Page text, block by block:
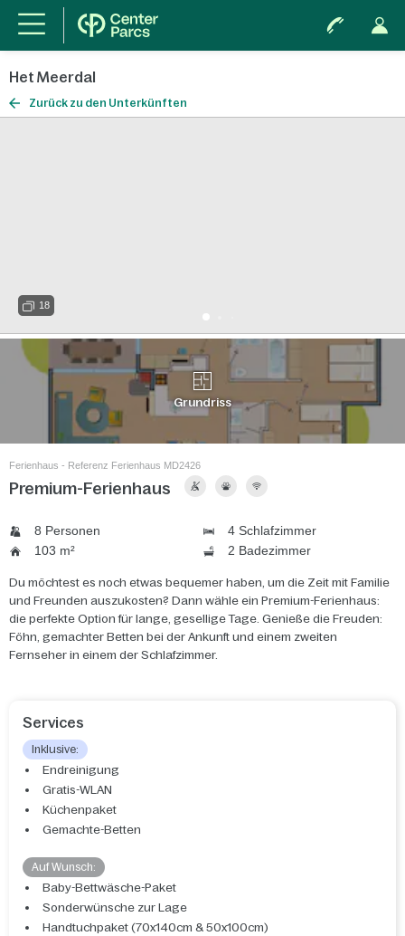
Het Meerdal
Zurück zu den Unterkünften
18
Grundriss
Ferienhaus - Referenz Ferienhaus MD2426
Premium-Ferienhaus
8 Personen
4 Schlafzimmer
103 m²
2 Badezimmer
Du möchtest es noch etwas bequemer haben, um die Zeit mit Familie
und Freunden auszukosten? Dann wähle ein Premium-Ferienhaus:
die perfekte Option für lange, gesellige Tage. Genieße die Freuden:
Föhn, gemachter Betten bei der Ankunft und einem zweiten
Fernseher in einem der Schlafzimmer.
Services
Inklusive:
Endreinigung
Gratis-WLAN
Küchenpaket
Gemachte-Betten
Auf Wunsch:
Baby-Bettwäsche-Paket
Sonderwünsche zur Lage
Handtuchpaket (70x140cm & 50x100cm)